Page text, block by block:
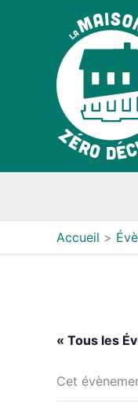
Accueil
« Tous les
Cet